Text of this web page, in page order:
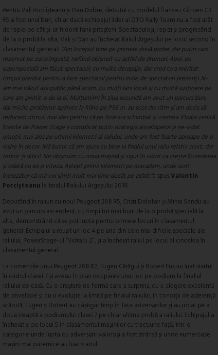
Pentru Vali Porcișteanu și Dan Dobre, debutul cu modelul francez Citroen C3
R5 a fost unul bun, chiar dacă echipajul lider al DTO Rally Team nu a fost atât
de rapid pe cât și-ar fi dorit fanii piteșteni. Spectaculoși, rapizi și progresând
de la o probă la alta, Vali și Dan au încheiat Raliul Argeșului pe locul second în
clasamentul general: ”Am început bine pe primele două probe, dar puțin cam
rezervat pe zona îngustă, nefiind obișnuit cu astfel de drumuri. Apoi, pe
superspecială am făcut spectacol, cu multe derapaje, dar cred ca a meritat
timpul pierdut pentru a face spectacol pentru miile de spectatori prezenți. N-
am mai văzut așa public până acum, cu mulți fani locali și cu multă susținere pe
care am primit-o de la ei. Mulțumim! În ziua secundă am avut un parcurs bun,
dar micile probleme apărute la frâne pe PS6 m-au scos din ritm și am decis să
reducem ritmul, mai ales pentru că pe final s-a schimbat și vremea. Ploaia venită
înainte de Power Stage a complicat puțin strategia anvelopelor și ne-a dat
emoții, mai ales pe ultimii kilometri ai raliului, unde am fost foarte aproape de o
ieșire în decor. Mă bucur că am ajuns cu bine la finalul unui raliu relativ scurt, dar
tehnic și dificil. Ne obișnuim cu noua mașină și sigur în viitor va crește încrederea
și odată cu ea și viteza. Aștept primii kilometri pe macadam, unde sunt
încrezător că mă voi simți mult mai bine decât pe asfalt.”a spusValentin
Porcișteanu la finalul Raliului Argeșului 2019.
Debutând în raliuri cu noul Peugeot 208 R5, Cristi Dolofan și Mihai Sandu au
avut un parcurs ascendent, cu timpi tot mai buni de la o probă specială la
alta, demonstrând că se pot lupta pentru primele locuri în clasamentul
general. Echipajul a reușit un loc 4 pe una din cele mai dificile speciale ale
raliului, PowerStage-ul ”Vidraru 2”, și a încheiat raliul pe locul al cincelea în
clasamentul general.
La comenzile unui Peugeot 208 R2, Eugen Cărăgui și Robert Fus au luat startul
în cadrul clasei 7 și aveau în plan ocuparea unui loc pe podium la finaliul
raliului de casă. Cu o creștere de formă care a surprins, cu o alegere excelentă
de anvelope și cu o evoluție la limită pe finalul raliului, în condiții de aderență
scăzută, Eugen și Robert au câștigat timp în fața adversarilor și au urcat pe a
doua treaptă a podiumului clasei 7 pe chiar ultima probă a raliului. Echipajul a
încheiat și pe locul 5 în clasamentul mașinilor cu tracțiune față, într-o
categorie unde lupta cu adversarii valoroși a fost strânsă și unde numeroase
mașini mai puternice au luat startul.